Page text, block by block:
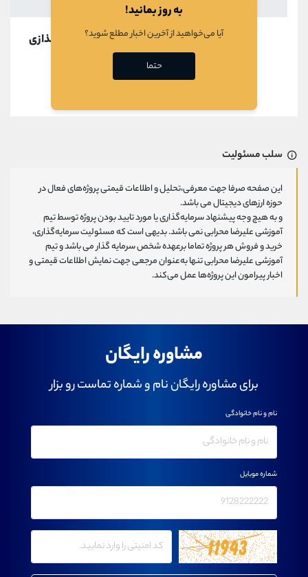
در حال بارگذازی
سلب مسئولیت
این صفحه صرفا جهت معرفی،تحلیل و اطلاعات قیمتی پروژه‌های فعال در
حوزه ارزهای دیجیتال می باشد.
و به هیچ وجه پیشنهاد سرمایه‌گذاری یا مورد تایید بودن پروژه توسط تیم
آموزشی علیرضا محرابی نمی باشد. بدیهی است که مسئولیت سرمایه‌گذاری،
خرید و فروش هر پروژه تماما برعهده شخص سرمایه گذار می باشد و تیم
آموزشی علیرضا محرابی تنها به‌عنوان مرجعی جهت نمایش اطلاعات قیمتی و
اخبار پیرامون این پروژه‌‌ها عمل می‌کند.
مشاوره رایگان
برای مشاوره رایگان نام و شماره تماست رو بزار
نام و نام خانوادگی
شماره موبایل
به روز بمانید!
آیا می‌خواهید از آخرین اخبار مطلع شوید؟
حتما